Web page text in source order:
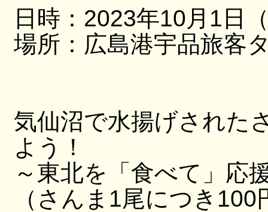
日時：2023年10月1日
場所：広島港宇品旅客
気仙沼で水揚げされた
よう！
～東北を「食べて」応
（さんま1尾につき